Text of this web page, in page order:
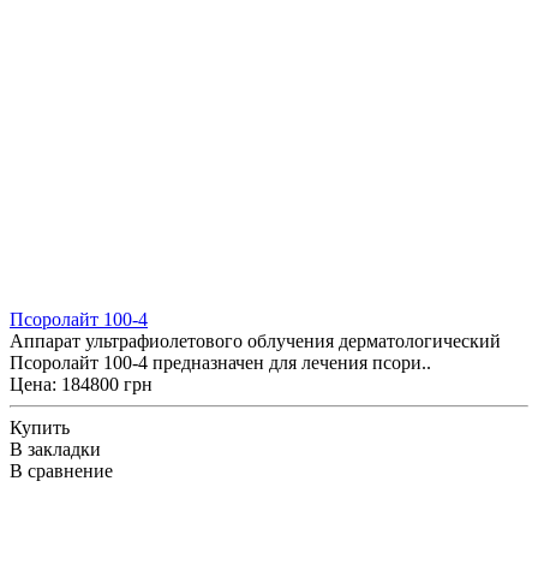
Псоролайт 100-4
Аппарат ультрафиолетового облучения дерматологический
Псоролайт 100-4 предназначен для лечения псори..
Цена: 184800 грн
Купить
В закладки
В сравнение